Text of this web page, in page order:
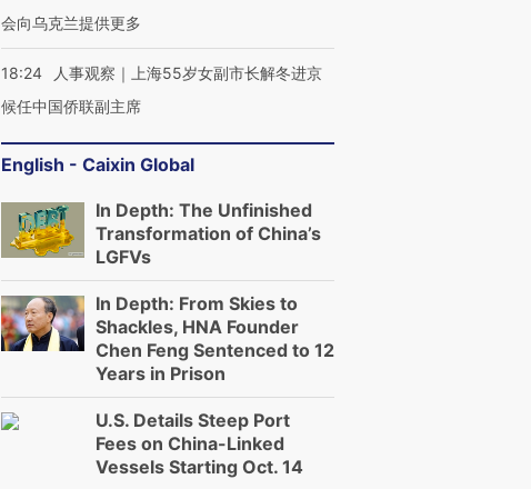
会向乌克兰提供更多
18:24
人事观察｜上海55岁女副市长解冬进京
候任中国侨联副主席
English - Caixin Global
In Depth: The Unfinished
Transformation of China’s
LGFVs
In Depth: From Skies to
Shackles, HNA Founder
Chen Feng Sentenced to 12
Years in Prison
U.S. Details Steep Port
Fees on China-Linked
Vessels Starting Oct. 14